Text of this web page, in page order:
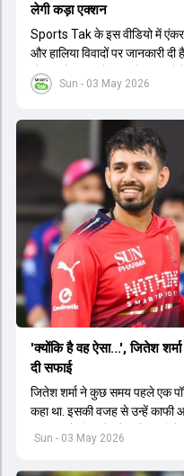
Sun - 03 May 2026
लेगी कड़ा एक्शन
Sports Tak के इस वीडियो में
और हालिया विवादों पर जानकारी
प्लेऑफ के मुकाबले कब और कहां खेले
सैकिया ने बताया है कि अगले दो-
भिंडर के फोन चलाने और रियान पराग
सैकिया ने कहा कि BCCI नियमों
लिए विभिन्न विकल्पों पर विचार
नियमों को देख रहा है और जो टीमें
की जाएगी। महिला टी20 वर्ल्ड कप
उन्होंने यह जानकारी साझा की।
Sun - 03 May 2026
'क्योंकि है वह ऐसा...', जितेश
दी सफाई
जितेश शर्मा ने कुछ समय पहले एक
कहा था. इसकी वजह से उन्हें काफी
आरसीबी के लिए खेलने वाले इस